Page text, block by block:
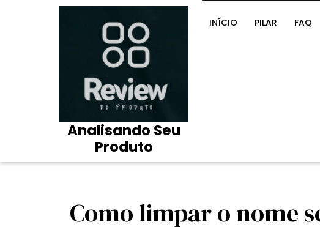
Analisando Seu
Produto
INÍCIO PILAR FAQ
Como limpar o nome